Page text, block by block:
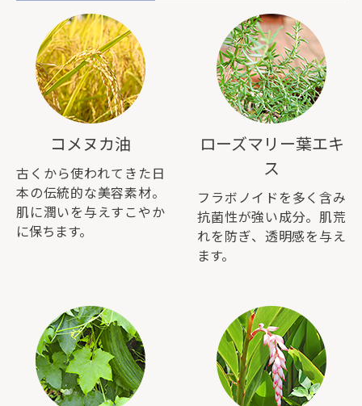
コメヌカ油
古くから使われてきた日
本の伝統的な美容素材。
肌に潤いを与えすこやか
に保ちます。
ローズマリー葉エキ
ス
フラボノイドを多く含み
抗菌性が強い成分。肌荒
れを防ぎ、透明感を与え
ます。